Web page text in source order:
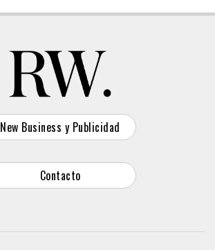
New Business y Publicidad
Contacto